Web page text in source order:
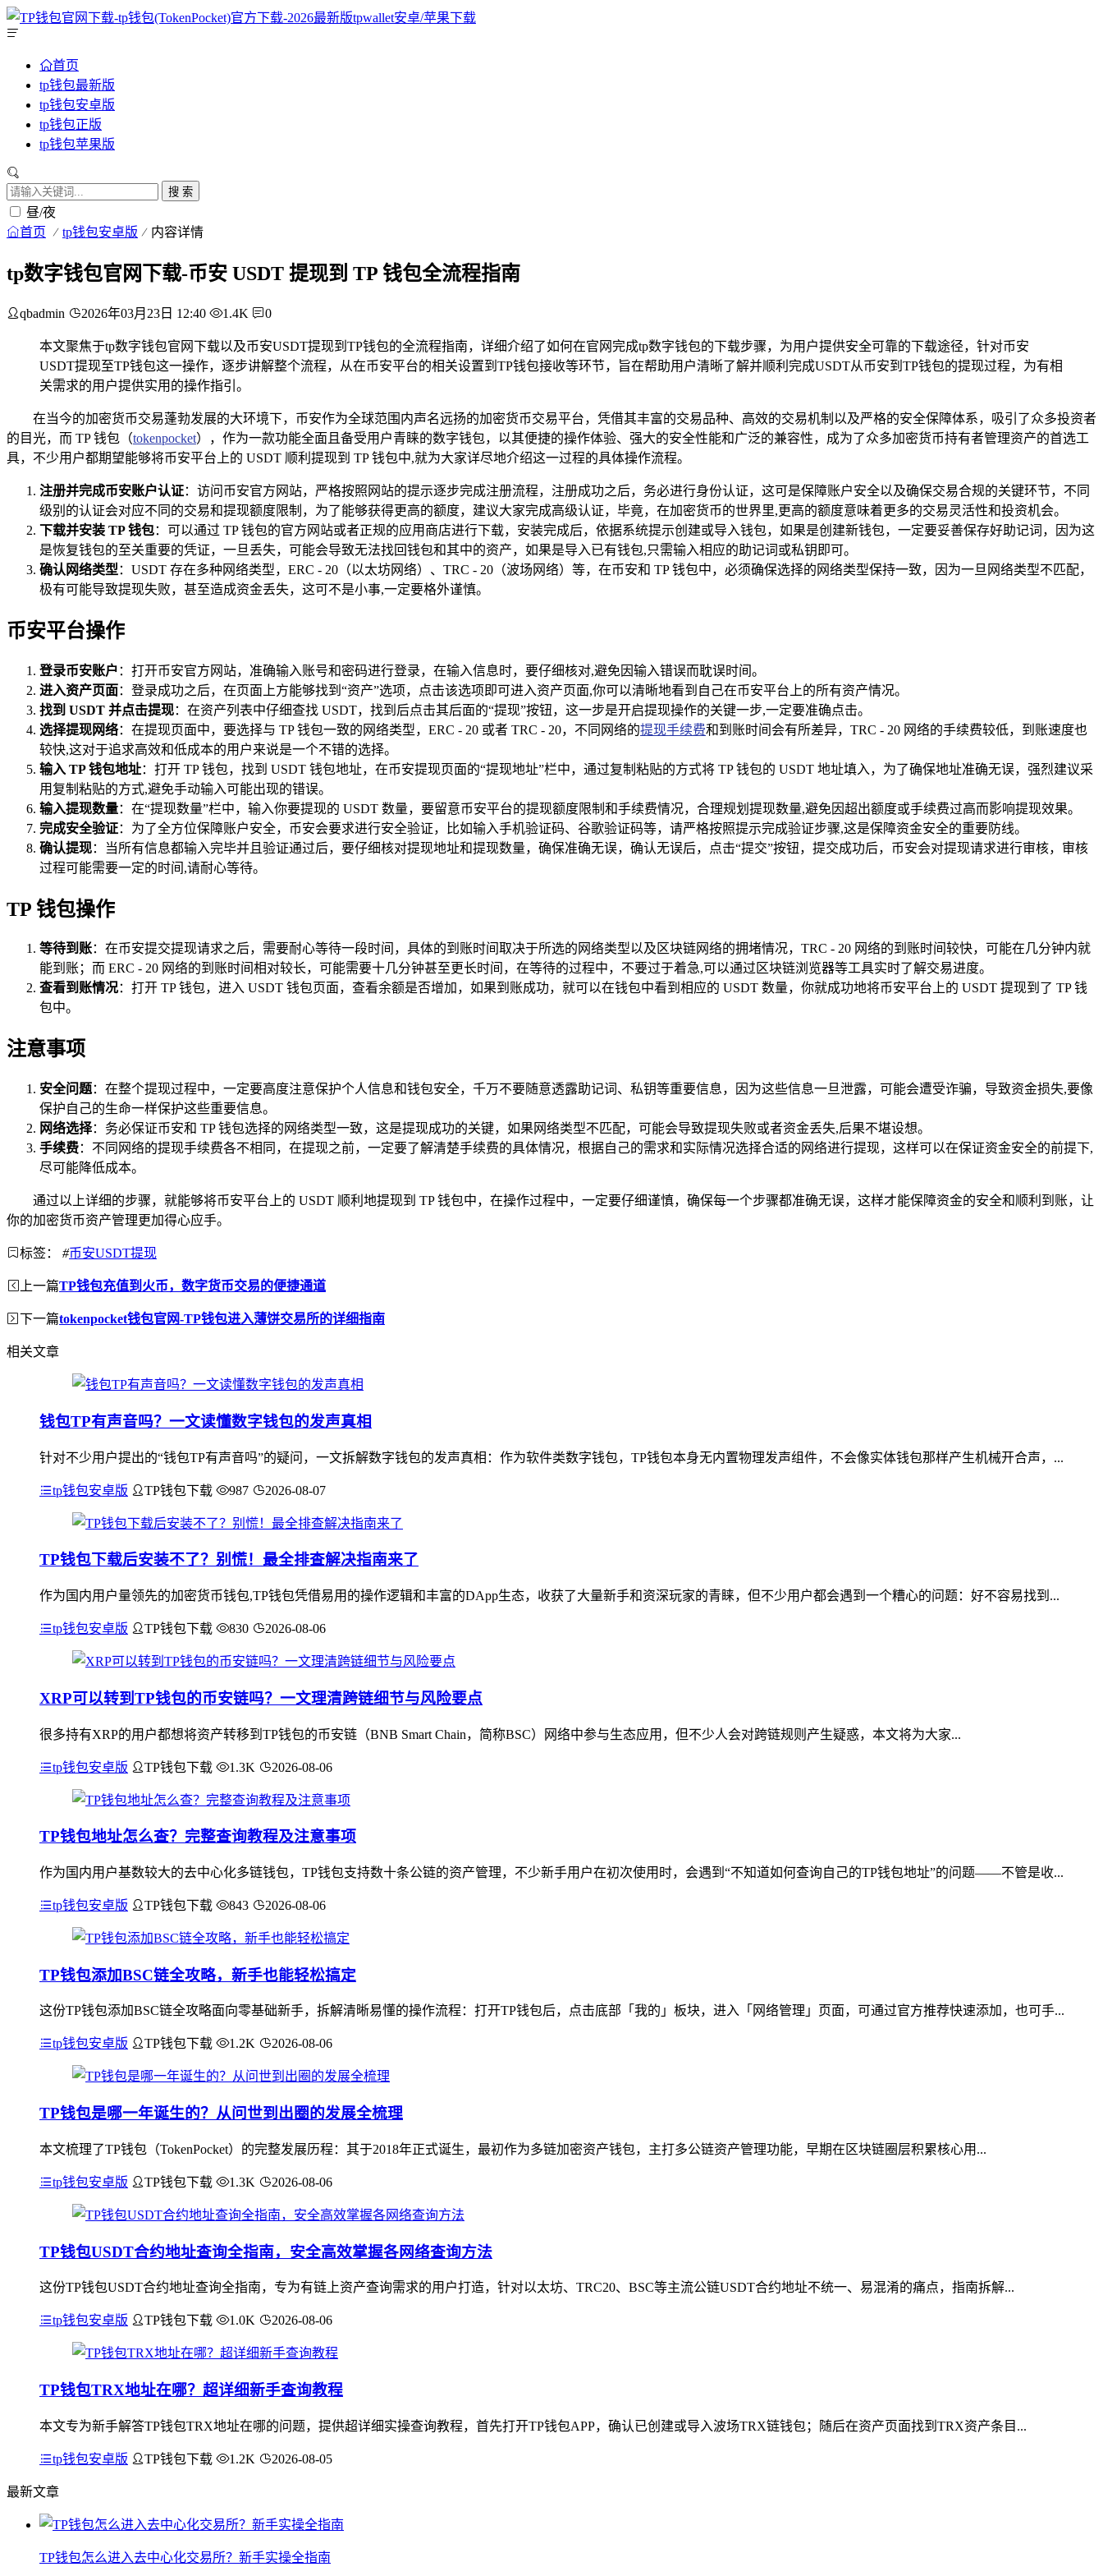
首页
tp钱包最新版
tp钱包安卓版
tp钱包正版
tp钱包苹果版
搜 索
昼/夜
首页 tp钱包安卓版 内容详情
tp数字钱包官网下载-币安 USDT 提现到 TP 钱包全流程指南
qbadmin 2026年03月23日 12:40 1.4K 0
本文聚焦于tp数字钱包官网下载以及币安USDT提现到TP钱包的全流程指南，详细介绍了如何在官网完成tp数字钱包的下载步骤，为用户提供安全可靠的下载途径，针对币安
USDT提现至TP钱包这一操作，逐步讲解整个流程，从在币安平台的相关设置到TP钱包接收等环节，旨在帮助用户清晰了解并顺利完成USDT从币安到TP钱包的提现过程，为有相
关需求的用户提供实用的操作指引。
在当今的加密货币交易蓬勃发展的大环境下，币安作为全球范围内声名远扬的加密货币交易平台，凭借其丰富的交易品种、高效的交易机制以及严格的安全保障体系，吸引了众多投资者
的目光，而 TP 钱包（tokenpocket），作为一款功能全面且备受用户青睐的数字钱包，以其便捷的操作体验、强大的安全性能和广泛的兼容性，成为了众多加密货币持有者管理资产的首选工
具，不少用户都期望能够将币安平台上的 USDT 顺利提现到 TP 钱包中,就为大家详尽地介绍这一过程的具体操作流程。
注册并完成币安账户认证：访问币安官方网站，严格按照网站的提示逐步完成注册流程，注册成功之后，务必进行身份认证，这可是保障账户安全以及确保交易合规的关键环节，不同
级别的认证会对应不同的交易和提现额度限制，为了能够获得更高的额度，建议大家完成高级认证，毕竟，在加密货币的世界里,更高的额度意味着更多的交易灵活性和投资机会。
下载并安装 TP 钱包：可以通过 TP 钱包的官方网站或者正规的应用商店进行下载，安装完成后，依据系统提示创建或导入钱包，如果是创建新钱包，一定要妥善保存好助记词，因为这
是恢复钱包的至关重要的凭证，一旦丢失，可能会导致无法找回钱包和其中的资产，如果是导入已有钱包,只需输入相应的助记词或私钥即可。
确认网络类型 ：USDT 存在多种网络类型，ERC - 20（以太坊网络）、TRC - 20（波场网络）等，在币安和 TP 钱包中，必须确保选择的网络类型保持一致，因为一旦网络类型不匹配，
极有可能导致提现失败，甚至造成资金丢失，这可不是小事,一定要格外谨慎。
币安平台操作
登录币安账户 ：打开币安官方网站，准确输入账号和密码进行登录，在输入信息时，要仔细核对,避免因输入错误而耽误时间。
进入资产页面：登录成功之后，在页面上方能够找到“资产”选项，点击该选项即可进入资产页面,你可以清晰地看到自己在币安平台上的所有资产情况。
找到 USDT 并点击提现：在资产列表中仔细查找 USDT，找到后点击其后面的“提现”按钮，这一步是开启提现操作的关键一步,一定要准确点击。
选择提现网络：在提现页面中，要选择与 TP 钱包一致的网络类型，ERC - 20 或者 TRC - 20，不同网络的提现手续费和到账时间会有所差异，TRC - 20 网络的手续费较低，到账速度也
较快,这对于追求高效和低成本的用户来说是一个不错的选择。
输入 TP 钱包地址：打开 TP 钱包，找到 USDT 钱包地址，在币安提现页面的“提现地址”栏中，通过复制粘贴的方式将 TP 钱包的 USDT 地址填入，为了确保地址准确无误，强烈建议采
用复制粘贴的方式,避免手动输入可能出现的错误。
输入提现数量：在“提现数量”栏中，输入你要提现的 USDT 数量，要留意币安平台的提现额度限制和手续费情况，合理规划提现数量,避免因超出额度或手续费过高而影响提现效果。
完成安全验证：为了全方位保障账户安全，币安会要求进行安全验证，比如输入手机验证码、谷歌验证码等，请严格按照提示完成验证步骤,这是保障资金安全的重要防线。
确认提现：当所有信息都输入完毕并且验证通过后，要仔细核对提现地址和提现数量，确保准确无误，确认无误后，点击“提交”按钮，提交成功后，币安会对提现请求进行审核，审核
过程可能需要一定的时间,请耐心等待。
TP 钱包操作
等待到账：在币安提交提现请求之后，需要耐心等待一段时间，具体的到账时间取决于所选的网络类型以及区块链网络的拥堵情况，TRC - 20 网络的到账时间较快，可能在几分钟内就
能到账；而 ERC - 20 网络的到账时间相对较长，可能需要十几分钟甚至更长时间，在等待的过程中，不要过于着急,可以通过区块链浏览器等工具实时了解交易进度。
查看到账情况：打开 TP 钱包，进入 USDT 钱包页面，查看余额是否增加，如果到账成功，就可以在钱包中看到相应的 USDT 数量，你就成功地将币安平台上的 USDT 提现到了 TP 钱
包中。
注意事项
安全问题：在整个提现过程中，一定要高度注意保护个人信息和钱包安全，千万不要随意透露助记词、私钥等重要信息，因为这些信息一旦泄露，可能会遭受诈骗，导致资金损失,要像
保护自己的生命一样保护这些重要信息。
网络选择：务必保证币安和 TP 钱包选择的网络类型一致，这是提现成功的关键，如果网络类型不匹配，可能会导致提现失败或者资金丢失,后果不堪设想。
手续费：不同网络的提现手续费各不相同，在提现之前，一定要了解清楚手续费的具体情况，根据自己的需求和实际情况选择合适的网络进行提现，这样可以在保证资金安全的前提下,
尽可能降低成本。
通过以上详细的步骤，就能够将币安平台上的 USDT 顺利地提现到 TP 钱包中，在操作过程中，一定要仔细谨慎，确保每一个步骤都准确无误，这样才能保障资金的安全和顺利到账，让
你的加密货币资产管理更加得心应手。
标签： #币安USDT提现
上一篇TP钱包充值到火币，数字货币交易的便捷通道
下一篇tokenpocket钱包官网-TP钱包进入薄饼交易所的详细指南
相关文章
钱包TP有声音吗？一文读懂数字钱包的发声真相
针对不少用户提出的“钱包TP有声音吗”的疑问，一文拆解数字钱包的发声真相：作为软件类数字钱包，TP钱包本身无内置物理发声组件，不会像实体钱包那样产生机械开合声，...
tp钱包安卓版 TP钱包下载 987 2026-08-07
TP钱包下载后安装不了？别慌！最全排查解决指南来了
作为国内用户量领先的加密货币钱包,TP钱包凭借易用的操作逻辑和丰富的DApp生态，收获了大量新手和资深玩家的青睐，但不少用户都会遇到一个糟心的问题：好不容易找到...
tp钱包安卓版 TP钱包下载 830 2026-08-06
XRP可以转到TP钱包的币安链吗？一文理清跨链细节与风险要点
很多持有XRP的用户都想将资产转移到TP钱包的币安链（BNB Smart Chain，简称BSC）网络中参与生态应用，但不少人会对跨链规则产生疑惑，本文将为大家...
tp钱包安卓版 TP钱包下载 1.3K 2026-08-06
TP钱包地址怎么查？完整查询教程及注意事项
作为国内用户基数较大的去中心化多链钱包，TP钱包支持数十条公链的资产管理，不少新手用户在初次使用时，会遇到“不知道如何查询自己的TP钱包地址”的问题——不管是收...
tp钱包安卓版 TP钱包下载 843 2026-08-06
TP钱包添加BSC链全攻略，新手也能轻松搞定
这份TP钱包添加BSC链全攻略面向零基础新手，拆解清晰易懂的操作流程：打开TP钱包后，点击底部「我的」板块，进入「网络管理」页面，可通过官方推荐快速添加，也可手...
tp钱包安卓版 TP钱包下载 1.2K 2026-08-06
TP钱包是哪一年诞生的？从问世到出圈的发展全梳理
本文梳理了TP钱包（TokenPocket）的完整发展历程：其于2018年正式诞生，最初作为多链加密资产钱包，主打多公链资产管理功能，早期在区块链圈层积累核心用...
tp钱包安卓版 TP钱包下载 1.3K 2026-08-06
TP钱包USDT合约地址查询全指南，安全高效掌握各网络查询方法
这份TP钱包USDT合约地址查询全指南，专为有链上资产查询需求的用户打造，针对以太坊、TRC20、BSC等主流公链USDT合约地址不统一、易混淆的痛点，指南拆解...
tp钱包安卓版 TP钱包下载 1.0K 2026-08-06
TP钱包TRX地址在哪？超详细新手查询教程
本文专为新手解答TP钱包TRX地址在哪的问题，提供超详细实操查询教程，首先打开TP钱包APP，确认已创建或导入波场TRX链钱包；随后在资产页面找到TRX资产条目...
tp钱包安卓版 TP钱包下载 1.2K 2026-08-05
最新文章
TP钱包怎么进入去中心化交易所？新手实操全指南